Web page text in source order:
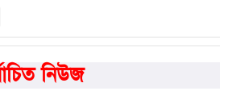
নিউজ